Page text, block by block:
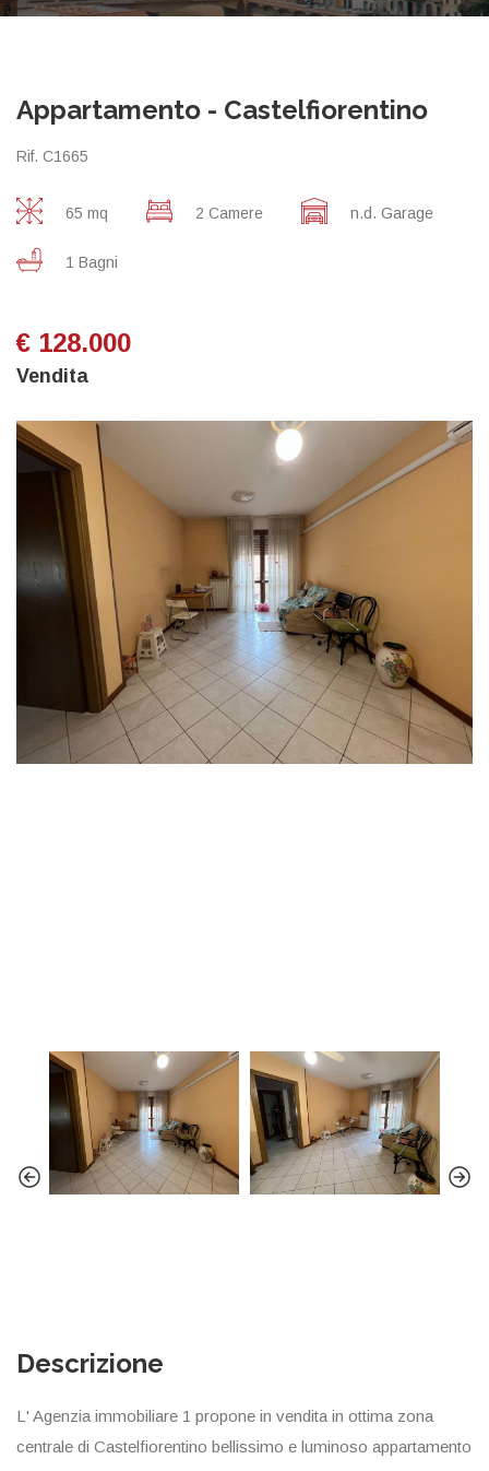
Appartamento - Castelfiorentino
Rif. C1665
65 mq 2 Camere n.d. Garage
1 Bagni
€ 128.000
Vendita
Descrizione
L' Agenzia immobiliare 1 propone in vendita in ottima zona
centrale di Castelfiorentino bellissimo e luminoso appartamento